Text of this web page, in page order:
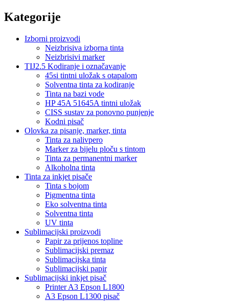
Kategorije
Izborni proizvodi
Neizbrisiva izborna tinta
Neizbrisivi marker
TIJ2.5 Kodiranje i označavanje
45si tintni uložak s otapalom
Solventna tinta za kodiranje
Tinta na bazi vode
HP 45A 51645A tintni uložak
CISS sustav za ponovno punjenje
Kodni pisač
Olovka za pisanje, marker, tinta
Tinta za nalivpero
Marker za bijelu ploču s tintom
Tinta za permanentni marker
Alkoholna tinta
Tinta za inkjet pisače
Tinta s bojom
Pigmentna tinta
Eko solventna tinta
Solventna tinta
UV tinta
Sublimacijski proizvodi
Papir za prijenos topline
Sublimacijski premaz
Sublimacijska tinta
Sublimacijski papir
Sublimacijski inkjet pisač
Printer A3 Epson L1800
A3 Epson L1300 pisač